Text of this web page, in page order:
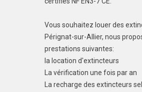
Vous souhaitez louer des
Pérignat-sur-Allier, nous
prestations suivantes:
la location d'extincteurs
La vérification une fois par an
La recharge des extincteurs